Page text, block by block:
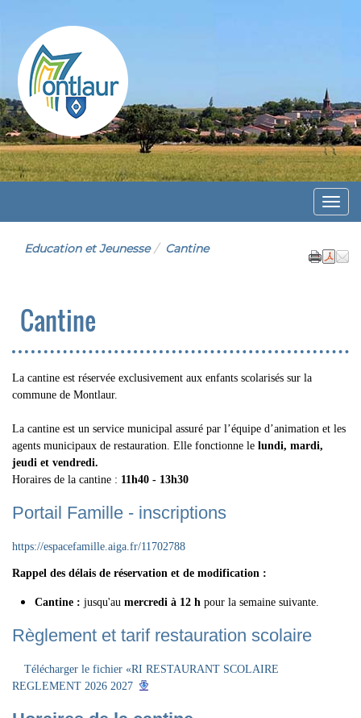
Montlaur
Menu
Education et Jeunesse Cantine
Cantine
La cantine est réservée exclusivement aux enfants scolarisés sur la
commune de Montlaur.
La cantine est un service municipal assuré par l’équipe d’animation et les
agents municipaux de restauration. Elle fonctionne le lundi, mardi,
jeudi et vendredi.
Horaires de la cantine : 11h40 - 13h30
Portail Famille - inscriptions
https://espacefamille.aiga.fr/11702788
Rappel des délais de réservation et de modification :
Cantine : jusqu'au mercredi à 12 h pour la semaine suivante.
Règlement et tarif restauration scolaire
Télécharger le fichier «RI RESTAURANT SCOLAIRE
REGLEMENT 2026 2027